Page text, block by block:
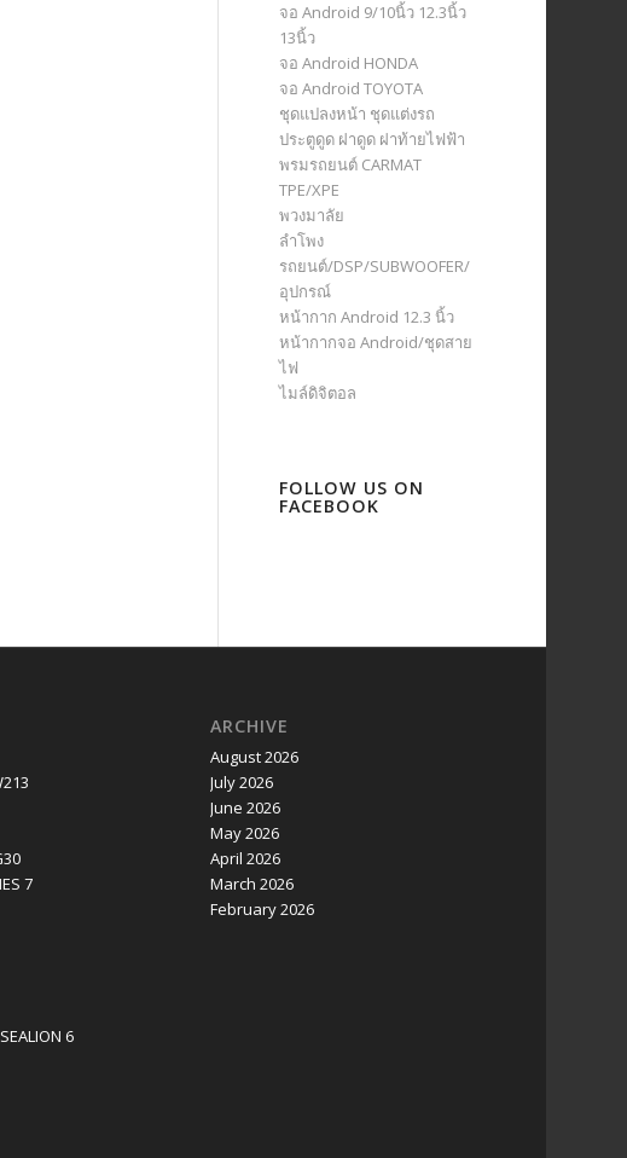
จอ Android 9/10นิ้ว 12.3นิ้ว
13นิ้ว
จอ Android HONDA
จอ Android TOYOTA
ชุดแปลงหน้า ชุดแต่งรถ
ประตูดูด ฝาดูด ฝาท้ายไฟฟ้า
พรมรถยนต์ CARMAT
TPE/XPE
พวงมาลัย
ลำโพง
รถยนต์/DSP/SUBWOOFER/
อุปกรณ์
หน้ากาก Android 12.3 นิ้ว
หน้ากากจอ Android/ชุดสาย
ไฟ
ไมล์ดิจิตอล
FOLLOW US ON
FACEBOOK
7
6
ARCHIVE
August 2026
July 2026
June 2026
May 2026
April 2026
March 2026
February 2026